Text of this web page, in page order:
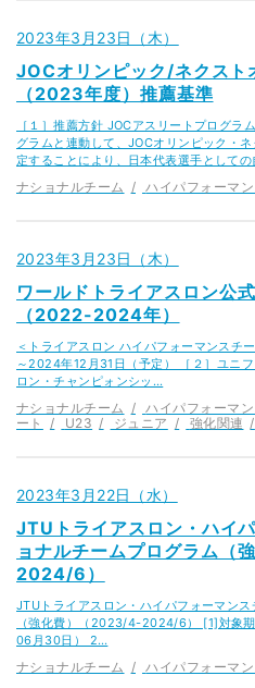
2023年3月23日（木）
JOCオリンピック/ネクスト
（2023年度）推薦基準
［１］推薦方針 JOCアスリートプログラ
グラムと連動して、JOCオリンピック・
定することにより、日本代表選手として
ナショナルチーム ハイパフォーマ
2023年3月23日（木）
ワールドトライアスロン公
（2022-2024年）
＜トライアスロン ハイパフォーマンスチ
～2024年12月31日（予定） ［２］ユニ
ロン・チャンピォンシッ…
ナショナルチーム ハイパフォーマ
ート
U23 ジュニア 強化関連
2023年3月22日（水）
JTUトライアスロン・ハイ
ョナルチームプログラム（
2024/6）
JTUトライアスロン・ハイパフォーマン
（強化費）（2023/4-2024/6） [1]対象
06月30日） 2…
ナショナルチーム ハイパフォーマ